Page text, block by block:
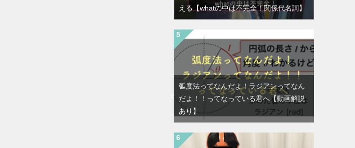
える【whatの中は不完全！関係代名詞】
弧度法ってなんだよ！ラジアンってなん
だよ！！ってなっている君へ【動画解説
あり】